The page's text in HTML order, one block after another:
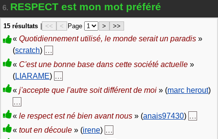
6. RESPECT est mon mot préféré
15 résultats | << < Page > >>
« Quotidiennement utilisé, le monde serait un paradis »
(scratch) …
« C'est une bonne base dans cette société actuelle »
(LIARAME) …
« j'accepte que l'autre soit différent de moi » (marc herout)
…
« le respect est né bien avant nous » (anais97430) …
« tout en découle » (irene) …